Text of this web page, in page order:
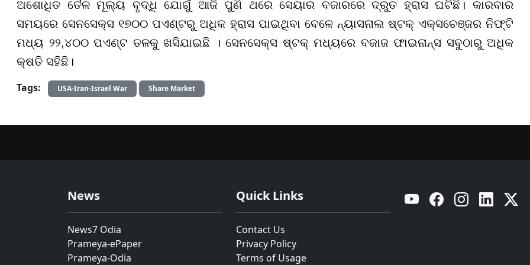
ଅଶୋଧିତ ତୈଳ ମୂଲ୍ୟ ବୃଦ୍ଧି ଯୋଗୁଁ ଆଜି ପୁଣି ଥରେ ସେୟାର ବଜାରରେ ଦ୍ରୁତ ହ୍ରାସ ଘଟିଛି। କାରବାର
ସମୟରେ ସେନସେକ୍ସ ୧୭୦୦ ପଏଣ୍ଟରୁ ଅଧିକ ହ୍ରାସ ପାଇଥିବା ବେଳେ ନ୍ୟାସନାଲ ଷ୍ଟକ୍ ଏକ୍ସଚେଞ୍ଜର ନିଫ୍ଟି
ମଧ୍ୟ ୨୨,୪୦୦ ପଏଣ୍ଟ ତଳକୁ ଖସିଯାଇଛି । ସେନସେକ୍ସ ଷ୍ଟକ୍ ମଧ୍ୟରେ ବଜାଜ ଫାଇନାନ୍ସ ସବୁଠାରୁ ଅଧିକ
କ୍ଷତି ସହିଛି।
Tags:
USA-Iran-Israel War Share Market
News
News7 Odia
Prameya-ePaper
Prameya-Odia
Quick Links
Contact Us
Privacy Policy
Terms of Usage
YouTube Facebook Instagram